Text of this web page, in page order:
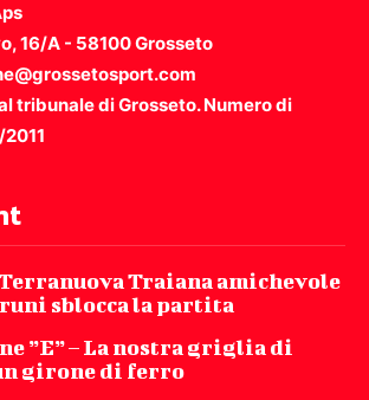
16/A - 58100 Grosseto
tribunale di Grosseto. Numero di
Traiana amichevole
sblocca la partita
”E” – La nostra griglia di
girone di ferro